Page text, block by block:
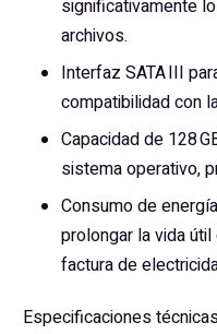
significativamente
archivos.
Interfaz SATA III
compatibilidad con
Capacidad de 128
sistema operativo,
Consumo de
prolongar la vida
factura de
Especificaciones